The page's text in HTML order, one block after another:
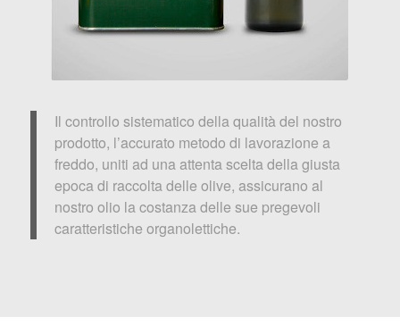
Il controllo sistematico della qualità del nostro
prodotto, l’accurato metodo di lavorazione a
freddo, uniti ad una attenta scelta della giusta
epoca di raccolta delle olive, assicurano al
nostro olio la costanza delle sue pregevoli
caratteristiche organolettiche.